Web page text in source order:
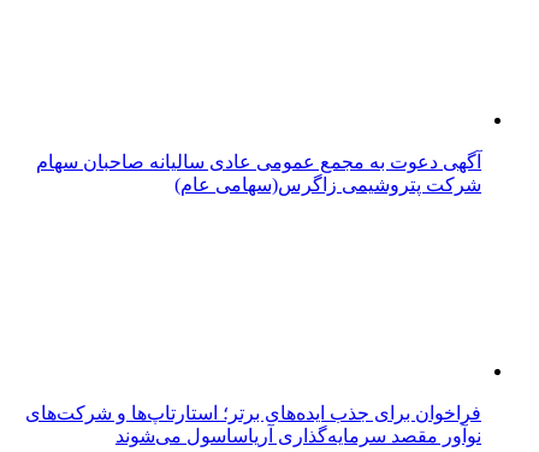
آگهی دعوت به مجمع عمومی عادی سالیانه صاحبان سهام
شرکت پتروشیمی زاگرس(سهامی عام)
فراخوان برای جذب ایده‌های برتر؛ استارتاپ‌ها و شرکت‌های
نوآور مقصد سرما‌یه‌گذاری آریاساسول می‌شوند